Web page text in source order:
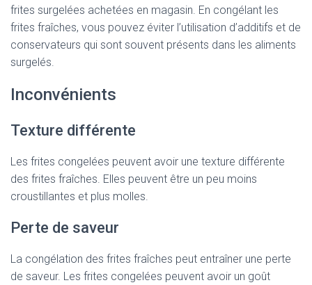
frites surgelées achetées en magasin. En congélant les
frites fraîches, vous pouvez éviter l’utilisation d’additifs et de
conservateurs qui sont souvent présents dans les aliments
surgelés.
Inconvénients
Texture différente
Les frites congelées peuvent avoir une texture différente
des frites fraîches. Elles peuvent être un peu moins
croustillantes et plus molles.
Perte de saveur
La congélation des frites fraîches peut entraîner une perte
de saveur. Les frites congelées peuvent avoir un goût